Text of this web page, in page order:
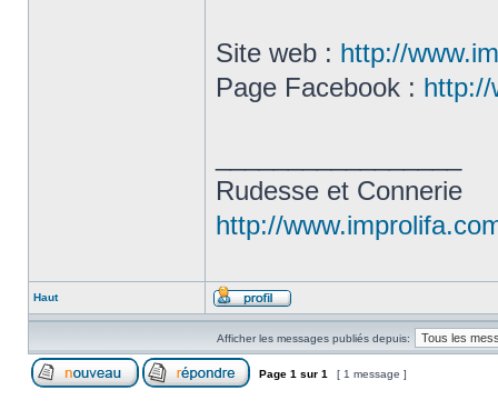
Site web : http://
Page Facebook : http://
Rudesse et Connerie
http://
Haut
Afficher les messages publiés depuis:
Page 1 sur 1 [ 1 message ]